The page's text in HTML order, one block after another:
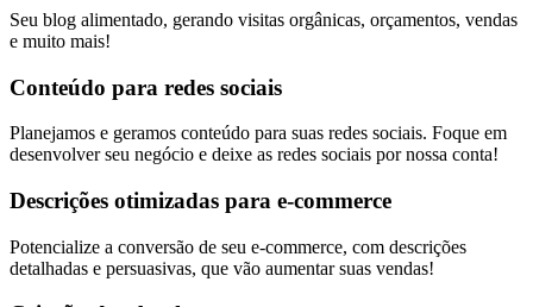
Seu blog alimentado, gerando visitas orgânicas, orçamentos, vendas
e muito mais!
Conteúdo para redes sociais
Planejamos e geramos conteúdo para suas redes sociais. Foque em
desenvolver seu negócio e deixe as redes sociais por nossa conta!
Descrições otimizadas para e-commerce
Potencialize a conversão de seu e-commerce, com descrições
detalhadas e persuasivas, que vão aumentar suas vendas!